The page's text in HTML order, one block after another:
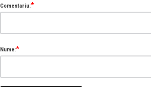
Comentariu:*
Nume:*